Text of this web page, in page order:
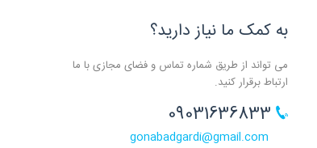
به کمک ما نیاز دارید؟
می تواند از طریق شماره تماس و فضای مجازی با ما
ارتباط برقرار کنید.
gonabadgardi@gmail.com